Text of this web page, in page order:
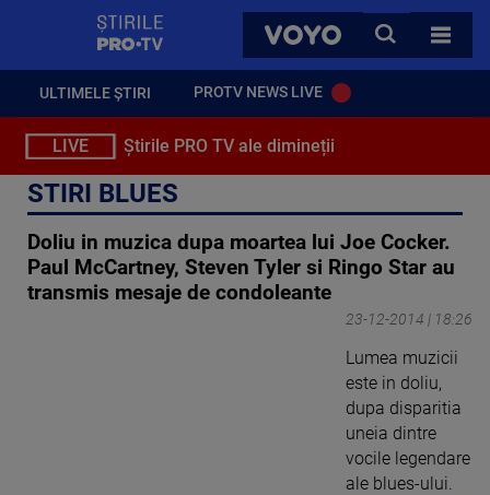
VOYO
CAUTA
TOATE
ULTIMELE ȘTIRI PROTV NEWS LIVE
LIVE Știrile PRO TV ale dimineții
STIRI BLUES
Doliu in muzica dupa moartea lui Joe Cocker.
Paul McCartney, Steven Tyler si Ringo Star au
transmis mesaje de condoleante
23-12-2014 | 18:26
Lumea muzicii
este in doliu,
dupa disparitia
uneia dintre
vocile legendare
ale blues-ului.